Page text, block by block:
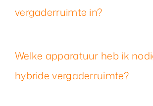
vergaderruimte in?
Welke apparatuur heb ik
hybride vergaderruimte?